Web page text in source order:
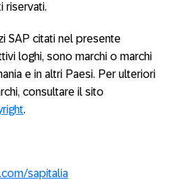
riservati.
SAP citati nel presente
loghi, sono marchi o marchi
e in altri Paesi. Per ulteriori
consultare il sito
.
sapitalia